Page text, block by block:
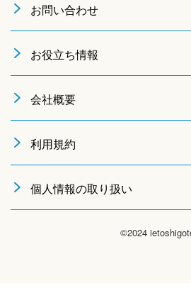
お問い合わせ
お役立ち情報
会社概要
利用規約
個人情報の取り扱い
©2024